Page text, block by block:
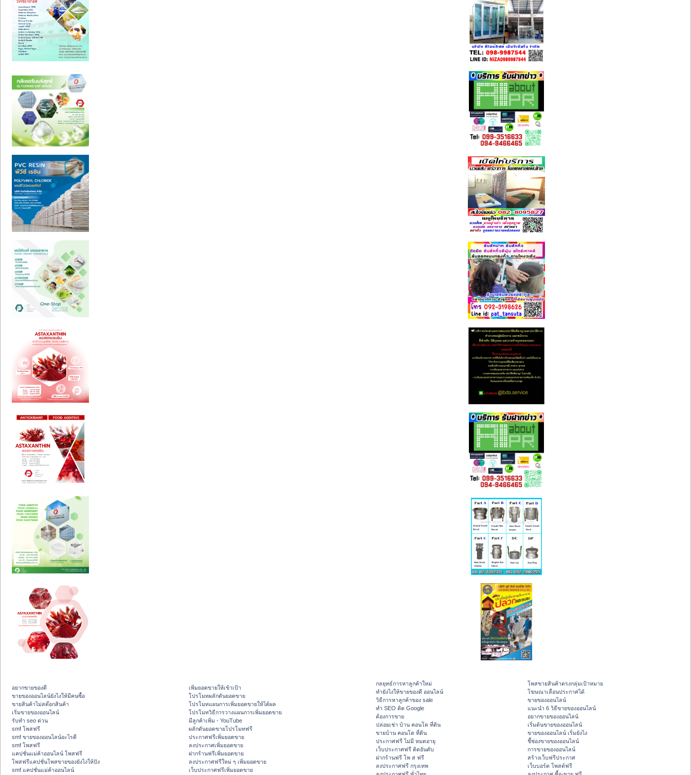
อยากขายของดี
ขายของออนไลน์ยังไงให้มีคนซื้อ
ขายสินค้าไม่สต๊อกสินค้า
เริ่มขายของออนไลน์
รับทำ seo ด่วน
smf โพสฟรี
smf ขายของออนไลน์อะไรดี
smf โพสฟรี
แคปชั่นแม่ค้าออนไลน์ โพสฟรี
โพสฟรีแคปชั่นโพสขายของยังไงให้ปัง
smf แคปชั่นแม่ค้าออนไลน์
เพิ่มยอดขายให้เข้าเป้า
โปรโมทผลักดันยอดขาย
โปรโมทแผนการเพิ่มยอดขายให้ได้ผล
โปรโมทวิธีการวางแผนการเพิ่มยอดขาย
มีลูกค้าเพิ่ม - YouTube
ผลักดันยอดขายโปรโมทฟรี
ประกาศฟรีเพิ่มยอดขาย
ลงประกาศเพิ่มยอดขาย
ฝากร้านฟรีเพิ่มยอดขาย
ลงประกาศฟรีใหม่ ๆ เพิ่มยอดขาย
เว็บประกาศฟรีเพิ่มยอดขาย
กลยุทธ์การหาลูกค้าใหม่
ทํายังไงให้ขายของดี ออนไลน์
วิธีการหาลูกค้าของ sale
ทำ SEO ติด Google
ต้องการขาย
ปล่อยเช่า บ้าน คอนโด ที่ดิน
ขายบ้าน คอนโด ที่ดิน
ประกาศฟรี ไม่มี หมดอายุ
เว็บประกาศฟรี ติดอันดับ
ฝากร้านฟรี โพ ส ฟรี
ลงประกาศฟรี กรุงเทพ
โพสขายสินค้าตรงกลุ่มเป้าหมาย
โฆษณาเลื่อนประกาศได้
ขายของออนไลน์
แนะนำ 6 วิธีขายของออนไลน์
อยากขายของออนไลน์
เริ่มต้นขายของออนไลน์
ขายของออนไลน์ เริ่มยังไง
ชี้ช่องขายของออนไลน์
การขายของออนไลน์
สร้างเว็บฟรีประกาศ
เว็บบอร์ด โพสต์ฟรี